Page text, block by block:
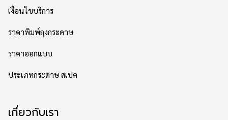
เงื่อนไขบริการ
ราคาพิมพ์ถุงกระดาษ
ราคาออกแบบ
ประเภทกระดาษ สเปค
เกี่ยวกับเรา